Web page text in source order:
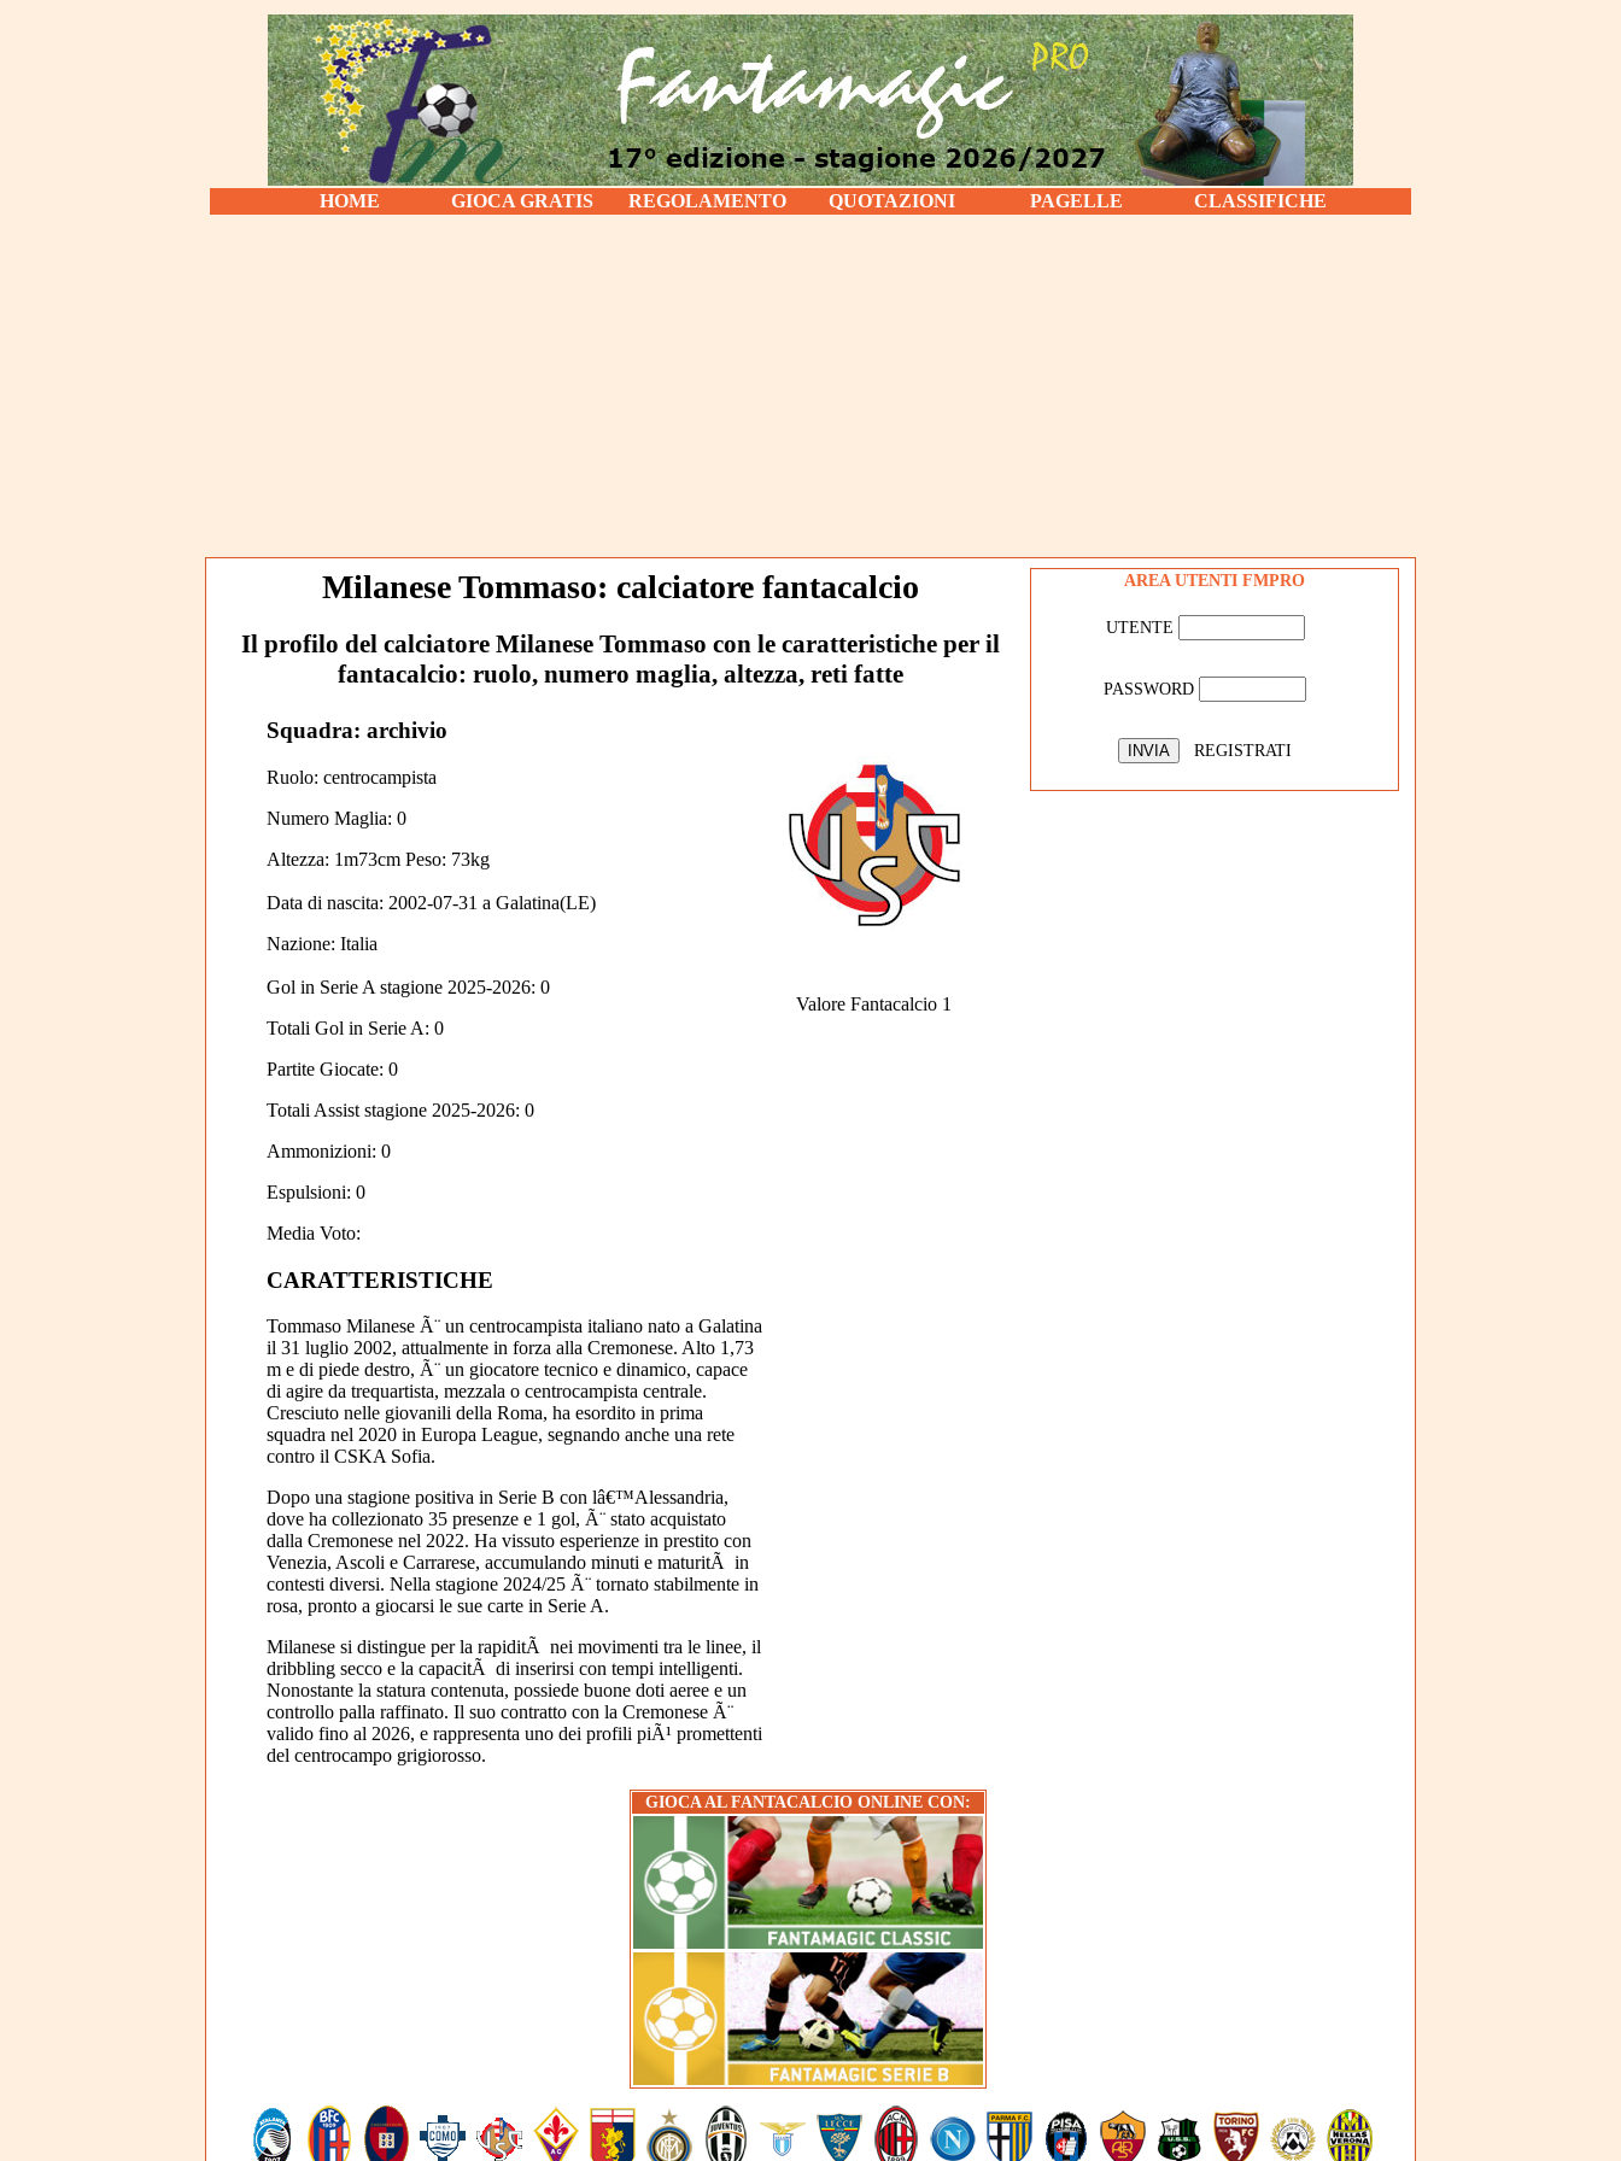
HOME GIOCA GRATIS REGOLAMENTO QUOTAZIONI PAGELLE CLASSIFICHE
Milanese Tommaso: calciatore fantacalcio
Il profilo del calciatore Milanese Tommaso con le caratteristiche per il
fantacalcio: ruolo, numero maglia, altezza, reti fatte
Squadra: archivio
Ruolo: centrocampista
Numero Maglia: 0
Altezza: 1m73cm Peso: 73kg
Data di nascita: 2002-07-31 a Galatina(LE)
Nazione: Italia
Gol in Serie A stagione 2025-2026: 0
Totali Gol in Serie A: 0
Partite Giocate: 0
Totali Assist stagione 2025-2026: 0
Ammonizioni: 0
Espulsioni: 0
Media Voto:
CARATTERISTICHE
Tommaso Milanese Ã¨ un centrocampista italiano nato a Galatina
il 31 luglio 2002, attualmente in forza alla Cremonese. Alto 1,73
m e di piede destro, Ã¨ un giocatore tecnico e dinamico, capace
di agire da trequartista, mezzala o centrocampista centrale.
Cresciuto nelle giovanili della Roma, ha esordito in prima
squadra nel 2020 in Europa League, segnando anche una rete
contro il CSKA Sofia.
Dopo una stagione positiva in Serie B con lâ€™Alessandria,
dove ha collezionato 35 presenze e 1 gol, Ã¨ stato acquistato
dalla Cremonese nel 2022. Ha vissuto esperienze in prestito con
Venezia, Ascoli e Carrarese, accumulando minuti e maturitÃ in
contesti diversi. Nella stagione 2024/25 Ã¨ tornato stabilmente in
rosa, pronto a giocarsi le sue carte in Serie A.
Milanese si distingue per la rapiditÃ nei movimenti tra le linee, il
dribbling secco e la capacitÃ di inserirsi con tempi intelligenti.
Nonostante la statura contenuta, possiede buone doti aeree e un
controllo palla raffinato. Il suo contratto con la Cremonese Ã¨
valido fino al 2026, e rappresenta uno dei profili piÃ¹ promettenti
del centrocampo grigiorosso.
Valore Fantacalcio 1
AREA UTENTI FMPRO
UTENTE
PASSWORD
REGISTRATI
GIOCA AL FANTACALCIO ONLINE CON: